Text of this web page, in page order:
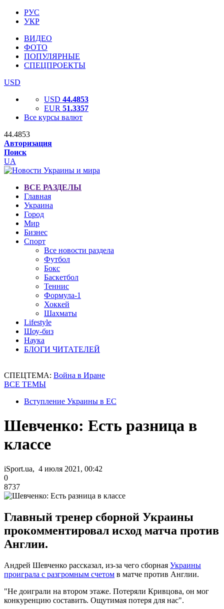
РУС
УКР
ВИДЕО
ФОТО
ПОПУЛЯРНЫЕ
СПЕЦПРОЕКТЫ
USD
USD 44.4853
EUR 51.3357
Все курсы валют
44.4853
Авторизация
Поиск
UA
ВСЕ РАЗДЕЛЫ
Главная
Украина
Город
Мир
Бизнес
Спорт
Все новости раздела
Футбол
Бокс
Баскетбол
Теннис
Формула-1
Хоккей
Шахматы
Lifestyle
Шоу-биз
Наука
БЛОГИ ЧИТАТЕЛЕЙ
СПЕЦТЕМА: Война в Иране
ВСЕ ТЕМЫ
Вступление Украины в ЕС
Шевченко: Есть разница в
классе
iSport.ua, 4 июля 2021, 00:42
0
8737
Главный тренер сборной Украины
прокомментировал исход матча против
Англии.
Андрей Шевченко рассказал, из-за чего сборная Украины
проиграла с разгромным счетом в матче против Англии.
"Не доиграли на втором этаже. Потеряли Кривцова, он мог
конкуренцию составить. Ощутимая потеря для нас".